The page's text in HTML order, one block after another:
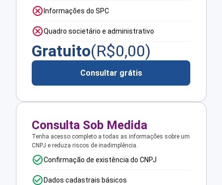
Informações do SPC
Quadro societário e administrativo
Gratuito(R$0,00)
Consultar grátis
Consulta Sob Medida
Tenha acesso completo a todas as informações sobre um
CNPJ e reduza riscos de inadimplência.
Confirmação de existência do CNPJ
Dados cadastrais básicos